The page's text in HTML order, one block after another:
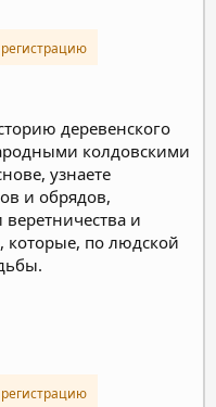
деревенского
колдовскими
узнаете
и обрядов,
и
которые, по людской